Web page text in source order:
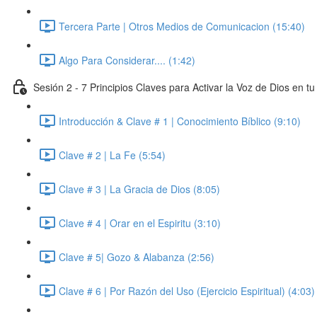
Tercera Parte | Otros Medios de Comunicacion (15:40)
Algo Para Considerar.... (1:42)
Sesión 2 - 7 Principios Claves para Activar la Voz de Dios en
Introducción & Clave # 1 | Conocimiento Bíblico (9:10)
Clave # 2 | La Fe (5:54)
Clave # 3 | La Gracia de Dios (8:05)
Clave # 4 | Orar en el Espiritu (3:10)
Clave # 5| Gozo & Alabanza (2:56)
Clave # 6 | Por Razón del Uso (Ejercicio Espiritual) (4:03)